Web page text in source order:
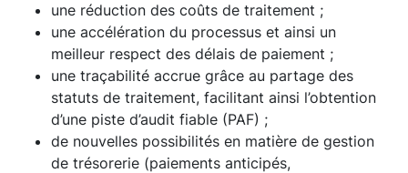
une réduction des coûts de traitement ;
une accélération du processus et ainsi un
meilleur respect des délais de paiement ;
une traçabilité accrue grâce au partage des
statuts de traitement, facilitant ainsi l’obtention
d’une piste d’audit fiable (PAF) ;
de nouvelles possibilités en matière de gestion
de trésorerie (paiements anticipés,